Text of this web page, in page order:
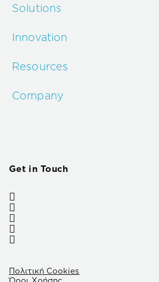
Solutions
Innovation
Resources
Company
Get in Touch
Πολιτική Cookies